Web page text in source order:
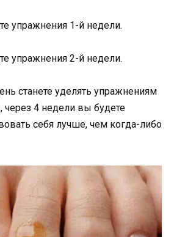
упражнения 1-й недели.
упражнения 2-й недели.
станете уделять упражнениям
через 4 недели вы будете
себя лучше, чем когда-либо